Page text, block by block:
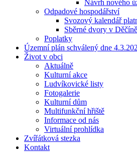
Návrh nového
Odpadové hospodářství
Svozový kalendář
Sběrné dvory v Děčíně
Poplatky
Územní plán schválený dne
Život v obci
Aktuálně
Kulturní akce
Ludvíkovické listy
Fotogalerie
Kulturní dům
Multifunkční hřiště
Informace od nás
Virtuální prohlídka
Zvířátková stezka
Kontakt